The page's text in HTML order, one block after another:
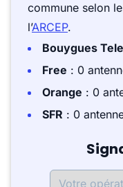
commune selon
l’ARCEP.
Bouygues
Free : 0
Orange : 0
SFR : 0